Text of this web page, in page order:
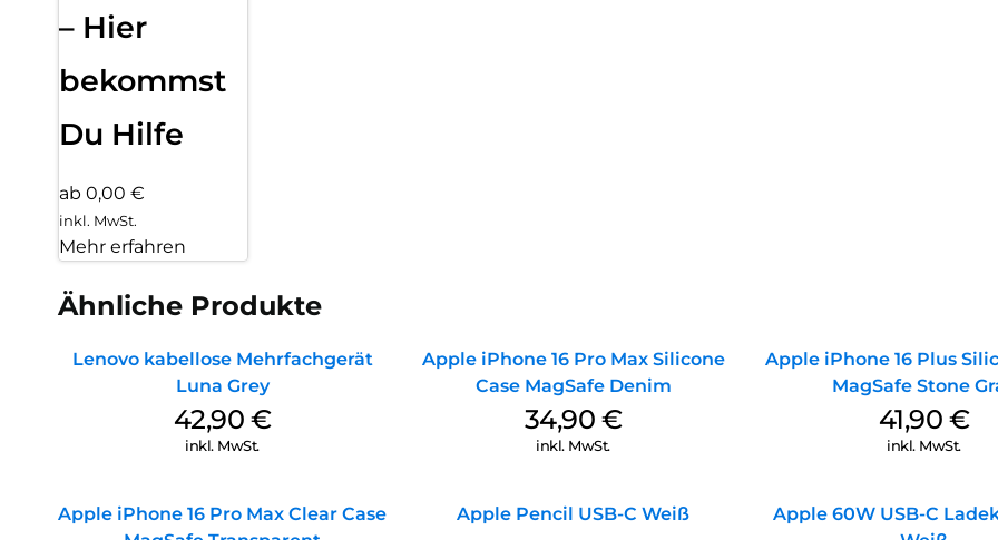
– Hier
bekommst
Du Hilfe
ab 0,00 €
inkl. MwSt.
Mehr erfahren
Ähnliche Produkte
Lenovo kabellose Mehrfachgerät
Luna Grey
42,90 €
inkl. MwSt.
Apple iPhone 16 Pro Max Silicone
Case MagSafe Denim
34,90 €
inkl. MwSt.
Apple iPhone 16 Plus
MagSafe Stone
41,90 €
inkl. MwSt.
Apple iPhone 16 Pro Max Clear Case
Apple Pencil USB-C Weiß
Apple 60W USB-C